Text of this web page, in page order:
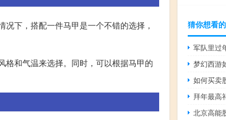
下，搭配一件马甲是一个不错的选择，
格和气温来选择。同时，可以根据马甲的
猜你想看
军队里过
梦幻西游
如何买卖
拜年最高
北京高能